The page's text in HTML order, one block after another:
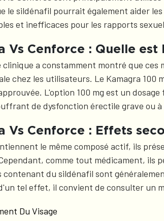
le sildénafil pourrait également aider
et inefficaces pour les rapports
Vs Cenforce : Quelle
clinique a constamment montré que
chez les utilisateurs. Le Kamagra
L'option 100 mg est un
de dysfonction érectile grave ou
Vs Cenforce : Effets
le même composé actif, ils
comme tout médicament, ils
contenant du sildénafil sont
tel effet, il convient de consulter un
Du Visage